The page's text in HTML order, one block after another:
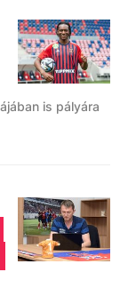
is pályára